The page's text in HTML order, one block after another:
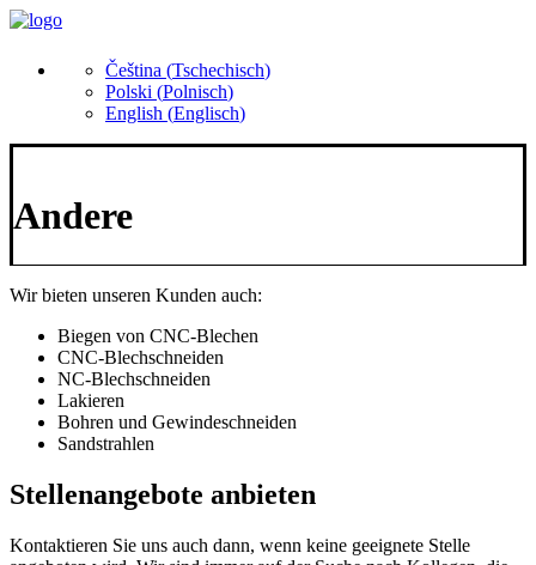
Čeština (Tschechisch)
Polski (Polnisch)
English (Englisch)
Andere
Wir bieten unseren Kunden auch:
Biegen von CNC-Blechen
CNC-Blechschneiden
NC-Blechschneiden
Lakieren
Bohren und Gewindeschneiden
Sandstrahlen
Stellenangebote anbieten
Kontaktieren Sie uns auch dann, wenn keine geeignete Stelle